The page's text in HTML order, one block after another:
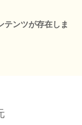
テンツが存在しま